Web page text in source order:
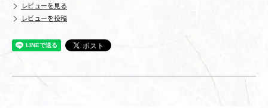
レビューを見る
レビューを投稿